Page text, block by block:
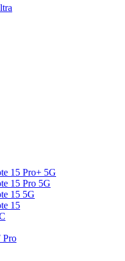
15 Pro+ 5G
15 Pro 5G
15 5G
15
Pro